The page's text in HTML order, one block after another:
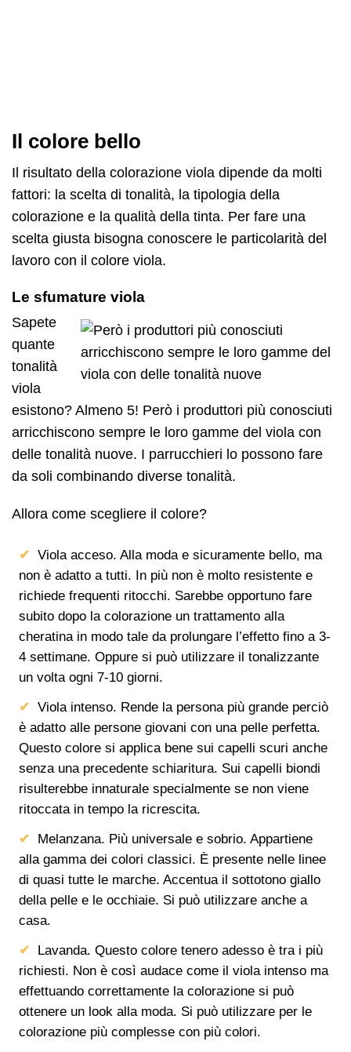
Il colore bello
Il risultato della colorazione viola dipende da molti
fattori: la scelta di tonalità, la tipologia della
colorazione e la qualità della tinta. Per fare una
scelta giusta bisogna conoscere le particolarità del
lavoro con il colore viola.
Le sfumature viola
Sapete
quante
tonalità
viola
esistono? Almeno 5! Però i produttori più conosciuti
arricchiscono sempre le loro gamme del viola con
delle tonalità nuove. I parrucchieri lo possono fare
da soli combinando diverse tonalità.
Allora come scegliere il colore?
Viola acceso. Alla moda e sicuramente bello, ma
non è adatto a tutti. In più non è molto resistente e
richiede frequenti ritocchi. Sarebbe opportuno fare
subito dopo la colorazione un trattamento alla
cheratina in modo tale da prolungare l’effetto fino a 3-
4 settimane. Oppure si può utilizzare il tonalizzante
un volta ogni 7-10 giorni.
Viola intenso. Rende la persona più grande perciò
è adatto alle persone giovani con una pelle perfetta.
Questo colore si applica bene sui capelli scuri anche
senza una precedente schiaritura. Sui capelli biondi
risulterebbe innaturale specialmente se non viene
ritoccata in tempo la ricrescita.
Melanzana. Più universale e sobrio. Appartiene
alla gamma dei colori classici. È presente nelle linee
di quasi tutte le marche. Accentua il sottotono giallo
della pelle e le occhiaie. Si può utilizzare anche a
casa.
Lavanda. Questo colore tenero adesso è tra i più
richiesti. Non è così audace come il viola intenso ma
effettuando correttamente la colorazione si può
ottenere un look alla moda. Si può utilizzare per le
colorazione più complesse con più colori.